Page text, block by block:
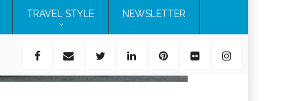
TRAVEL STYLE NEWSLETTER